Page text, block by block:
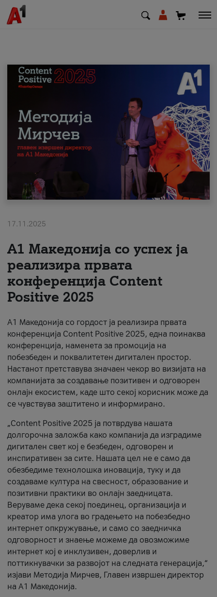
МК EN
Приватни Деловни
Поддршка
Надополни кредит
#ПодобарОнлајн
17.11.2025
А1 Македонија со успех ја
реализира првата
конференција Content
Positive 2025
А1 Македонија со гордост ја реализира првата
конференција Content Positive 2025, една поинаква
конференција, наменета за промоција на
побезбеден и поквалитетен дигитален простор.
Настанот претставува значаен чекор во визијата на
компанијата за создавање позитивен и одговорен
онлајн екосистем, каде што секој корисник може да
се чувствува заштитено и информирано.
„Content Positive 2025 ја потврдува нашата
долгорочна заложба како компанија да изградиме
дигитален свет кој е безбеден, одговорен и
инспиративен за сите. Нашата цел не е само да
обезбедиме технолошка иновација, туку и да
создаваме култура на свесност, образование и
позитивни практики во онлајн заедницата.
Веруваме дека секој поединец, организација и
креатор има улога во градењето на побезбедно
интернет опкружување, и само со заедничка
одговорност и знаење можеме да овозможиме
интернет кој е инклузивен, доверлив и
поттикнувачки за развојот на следната генерација,“
изјави Методија Мирчев, Главен извршен директор
на А1 Македонија.